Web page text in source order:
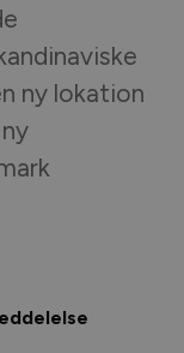
ny lokation